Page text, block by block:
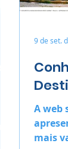
A web
mais
9 de set.